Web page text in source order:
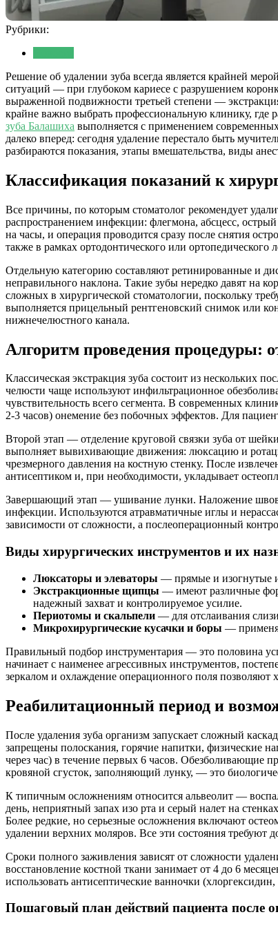
Рубрики:
Решение об удалении зуба всегда является крайней
ситуаций — при глубоком кариесе с разрушением
выраженной подвижности третьей степени —
крайне важно выбрать профессиональную клинику, где
зуба Балашиха выполняется с применением
далеко вперед: сегодня удаление перестало быть
разбираются показания, этапы вмешательства, виды
Классификация показаний к
Все причины, по которым стоматолог рекомендует
распространением инфекции: флегмона, абсцесс,
на часы, и операция проводится сразу после снятия
также в рамках ортодонтического или
Отдельную категорию составляют ретинированные и
неправильного наклона. Такие зубы нередко давят на
сложных в хирургической стоматологии, поскольку
выполняется прицельный рентгеновский снимок или
нижнечелюстного канала.
Алгоритм проведения процедуры:
Классическая экстракция зуба состоит из нескольких
челюсти чаще используют инфильтрационное
чувствительность всего сегмента. В современных
2-3 часов) онемение без побочных эффектов. Для
Второй этап — отделение круговой связки зуба от
выполняет вывихивающие движения: люксацию и
чрезмерного давления на костную стенку. После
антисептиком и, при необходимости, укладывает
Завершающий этап — ушивание лунки. Наложение швов
инфекции. Используются атравматичные иглы и
зависимости от сложности, а послеоперационный
Виды хирургических инструментов и их
Люксаторы и элеваторы — прямые и изогнутые
Экстракционные щипцы — имеют различные
надежный захват и контролируемое усилие.
Периотомы и скальпели — для отслаивания
Микрохирургические кусачки и боры —
Правильный подбор инструментария — это половина
начинает с наименее агрессивных инструментов,
зеркалом и охлаждение операционного поля позволяют
Реабилитационный период и
После удаления зуба организм запускает сложный
запрещены полоскания, горячие напитки, физические
через час) в течение первых 6 часов. Обезболивающие
кровяной сгусток, заполняющий лунку, — это
К типичным осложнениям относится альвеолит —
день, неприятный запах изо рта и серый налет на
Более редкие, но серьезные осложнения включают
удалении верхних моляров. Все эти состояния требуют
Сроки полного заживления зависят от сложности
восстановление костной ткани занимает от 4 до 6
использовать антисептические ванночки
Пошаговый план действий пациента после